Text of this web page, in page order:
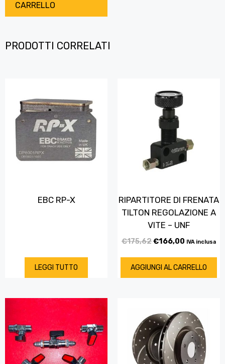
CARRELLO
PRODOTTI CORRELATI
EBC RP-X
LEGGI TUTTO
RIPARTITORE DI FRENATA
TILTON REGOLAZIONE A
VITE – UNF
€175,62€166,00 IVA inclusa
AGGIUNGI AL CARRELLO